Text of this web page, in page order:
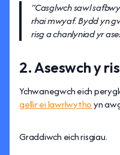
“Casglwch sawl
rhai mwyaf. Bydd yn
risg a chanlyniad yr
2. Aseswch y
Ychwanegwch eich
gellir ei lawrlwythoyn
Graddiwch eich risgiau.